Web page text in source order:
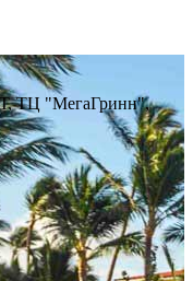
ТЦ "МегаГринн",